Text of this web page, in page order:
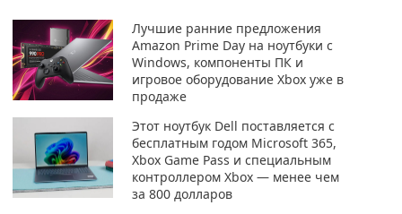
Лучшие ранние предложения
Amazon Prime Day на ноутбуки с
Windows, компоненты ПК и
игровое оборудование Xbox уже в
продаже
Этот ноутбук Dell поставляется с
бесплатным годом Microsoft 365,
Xbox Game Pass и специальным
контроллером Xbox — менее чем
за 800 долларов